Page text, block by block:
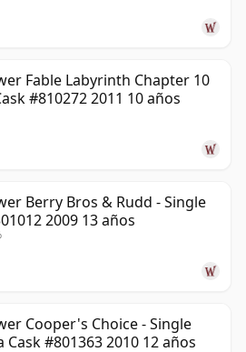
Fable Labyrinth Chapter 10
#810272 2011 10 años
Berry Bros & Rudd - Single
2009 13 años
Cooper's Choice - Single
Cask #801363 2010 12 años